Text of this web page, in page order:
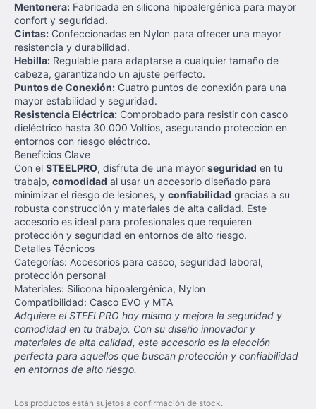
Mentonera: Fabricada en silicona hipoalergénica para mayor
confort y seguridad.
Cintas: Confeccionadas en Nylon para ofrecer una mayor
resistencia y durabilidad.
Hebilla: Regulable para adaptarse a cualquier tamaño de
cabeza, garantizando un ajuste perfecto.
Puntos de Conexión: Cuatro puntos de conexión para una
mayor estabilidad y seguridad.
Resistencia Eléctrica: Comprobado para resistir con casco
dieléctrico hasta 30.000 Voltios, asegurando protección en
entornos con riesgo eléctrico.
Beneficios Clave
Con el STEELPRO, disfruta de una mayor seguridad en tu
trabajo, comodidad al usar un accesorio diseñado para
minimizar el riesgo de lesiones, y confiabilidad gracias a su
robusta construcción y materiales de alta calidad. Este
accesorio es ideal para profesionales que requieren
protección y seguridad en entornos de alto riesgo.
Detalles Técnicos
Categorías: Accesorios para casco, seguridad laboral,
protección personal
Materiales: Silicona hipoalergénica, Nylon
Compatibilidad: Casco EVO y MTA
Adquiere el STEELPRO hoy mismo y mejora la seguridad y
comodidad en tu trabajo. Con su diseño innovador y
materiales de alta calidad, este accesorio es la elección
perfecta para aquellos que buscan protección y confiabilidad
en entornos de alto riesgo.
Los productos están sujetos a confirmación de stock.